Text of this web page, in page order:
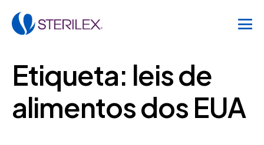
Etiqueta: leis de
alimentos dos EUA